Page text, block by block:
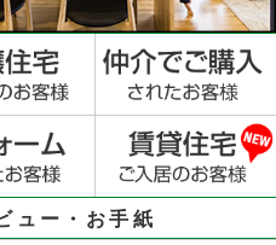
ュー・お手紙